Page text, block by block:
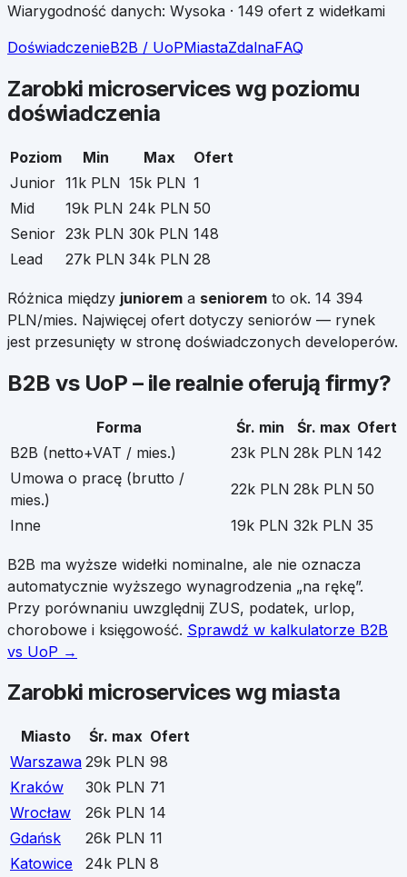
Wiarygodność danych: Wysoka · 149 ofert z widełkami
DoświadczenieB2B / UoPMiastaZdalnaFAQ
Zarobki microserviceswg poziomu
doświadczenia
Poziom Min Max
Ofert
Junior 11k PLN 15k PLN 1
Mid
19k PLN 24k PLN 50
Senior 23k PLN 30k PLN 148
Lead
27k PLN 34k PLN 28
Różnica między juniorem a seniorem to ok. 14 394
PLN/mies. Najwięcej ofert dotyczy seniorów — rynek
jest przesunięty w stronę doświadczonych developerów.
B2B vs UoP – ile realnie oferują firmy?
Forma Śr. min Śr. max Ofert
B2B (netto+VAT / mies.)
23k PLN 28k PLN 142
Umowa o pracę (brutto /
mies.)
22k PLN 28k PLN 50
Inne
19k PLN 32k PLN 35
B2B ma wyższe widełki nominalne, ale nie oznacza
automatycznie wyższego wynagrodzenia „na rękę”.
Przy porównaniu uwzględnij ZUS, podatek, urlop,
chorobowe i księgowość. Sprawdź w kalkulatorze B2B
vs UoP →
Zarobki microserviceswg miasta
Miasto Śr. max Ofert
Warszawa 29k PLN 98
Kraków
30k PLN 71
Wrocław
26k PLN 14
Gdańsk
26k PLN 11
Katowice
24k PLN 8